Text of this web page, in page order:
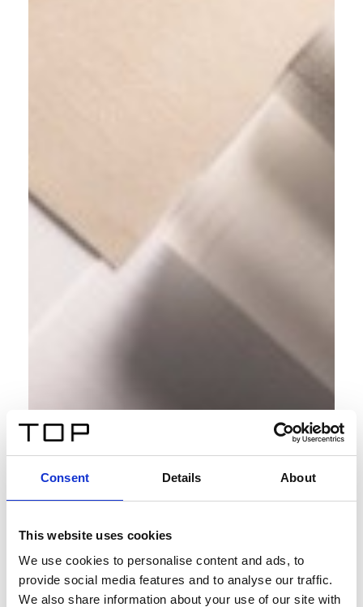
Consent Details About
This website uses cookies
We use cookies to personalise content and ads, to
provide social media features and to analyse our traffic.
We also share information about your use of our site with